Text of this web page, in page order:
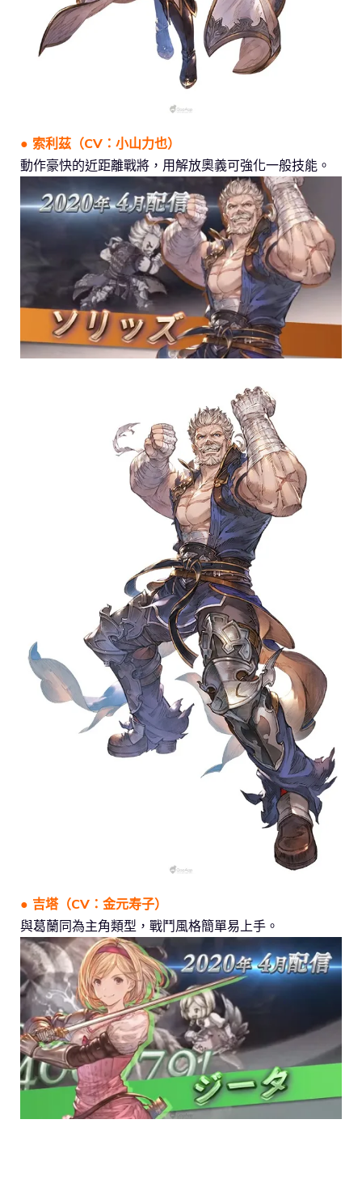
● 索利茲（CV：小山力也）
動作豪快的近距離戰將，用解放奧義可強化一般技能。
● 吉塔（CV：金元寿子）
與葛蘭同為主角類型，戰鬥風格簡單易上手。